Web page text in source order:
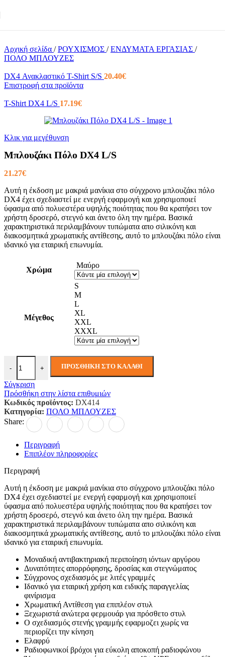
Αρχική σελίδα / ΡΟΥΧΙΣΜΟΣ / ΕΝΔΥΜΑΤΑ ΕΡΓΑΣΙΑΣ /
ΠΟΛΟ ΜΠΛΟΥΖΕΣ
DX4 Ανακλαστικό T-Shirt S/S 20.40€
Επιστροφή στα προϊόντα
T-Shirt DX4 L/S 17.19€
Κλικ για μεγέθυνση
Μπλουζάκι Πόλο DX4 L/S
21.27€
Αυτή η έκδοση με μακριά μανίκια στο σύγχρονο μπλουζάκι πόλο
DX4 έχει σχεδιαστεί με ενεργή εφαρμογή και χρησιμοποιεί
ύφασμα από πολυεστέρα υψηλής ποιότητας που θα κρατήσει τον
χρήστη δροσερό, στεγνό και άνετο όλη την ημέρα. Βασικά
χαρακτηριστικά περιλαμβάνουν τυπώματα απο σιλικόνη και
διακοσμητικά χρωματικής αντίθεσης, αυτό το μπλουζάκι πόλο είναι
ιδανικό για εταιρική επωνυμία.
Χρώμα
Μαύρο
Μέγεθος
S
M
L
XL
XXL
XXXL
-
Μπλουζάκι Πόλο DX4 L/S ποσότητα
+ ΠΡΟΣΘΉΚΗ ΣΤΟ ΚΑΛΆΘΙ
Σύγκριση
Πρόσθήκη στην λίστα επιθυμιών
Κωδικός προϊόντος: DX414
Κατηγορία: ΠΟΛΟ ΜΠΛΟΥΖΕΣ
Share:
Περιγραφή
Επιπλέον πληροφορίες
Περιγραφή
Αυτή η έκδοση με μακριά μανίκια στο σύγχρονο μπλουζάκι πόλο
DX4 έχει σχεδιαστεί με ενεργή εφαρμογή και χρησιμοποιεί
ύφασμα από πολυεστέρα υψηλής ποιότητας που θα κρατήσει τον
χρήστη δροσερό, στεγνό και άνετο όλη την ημέρα. Βασικά
χαρακτηριστικά περιλαμβάνουν τυπώματα απο σιλικόνη και
διακοσμητικά χρωματικής αντίθεσης, αυτό το μπλουζάκι πόλο είναι
ιδανικό για εταιρική επωνυμία.
Μοναδική αντιβακτηριακή περιποίηση ιόντων αργύρου
Δυνατότητες απορρόφησης, δροσίας και στεγνώματος
Σύγχρονος σχεδιασμός με λιτές γραμμές
Ιδανικό για εταιρική χρήση και ειδικής παραγγελίας
φινίρισμα
Χρωματική Αντίθεση για επιπλέον στυλ
Ξεχωριστά ανώτερα φερμουάρ για πρόσθετο στυλ
Ο σχεδιασμός στενής γραμμής εφαρμοζει χωρίς να
περιορίζει την κίνηση
Ελαφρύ
Ραδιοφωνικοί βρόχοι για εύκολη αποκοπή ραδιοφώνου